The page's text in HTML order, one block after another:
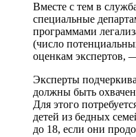
Вместе с тем в
специальные
программами
(число
оценкам экспертов,
Эксперты
должны быть
Для этого
детей из бедных
до 18, если они